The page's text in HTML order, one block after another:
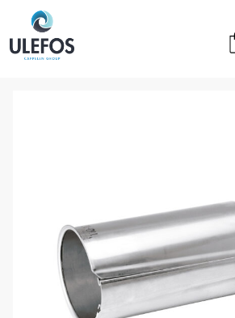
>>>
ULEFOS STØTTEHYLSE